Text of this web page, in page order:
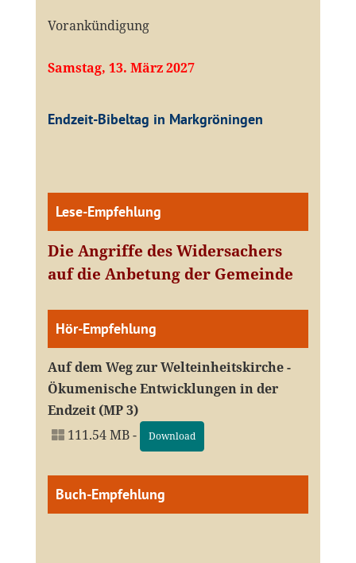
Vorankündigung
Samstag, 13. März 2027
Endzeit-Bibeltag in Markgröningen
Lese-Empfehlung
Die Angriffe des Widersachers
auf die Anbetung der Gemeinde
Hör-Empfehlung
Auf dem Weg zur Welteinheitskirche -
Ökumenische Entwicklungen in der
Endzeit (MP 3)
111.54 MB -
Download
Buch-Empfehlung